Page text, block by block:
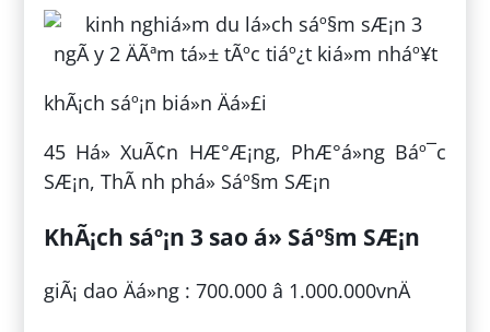
khÃ¡ch sáº¡n biá»n Äá»£i
45 Há» XuÃ¢n HÆ°Æ¡ng, PhÆ°á»ng Báº¯c
SÆ¡n, ThÃ nh phá» Sáº§m SÆ¡n
KhÃ¡ch sáº¡n 3 sao á» Sáº§m SÆ¡n
giÃ¡ dao Äá»ng : 700.000 â 1.000.000vnÄ